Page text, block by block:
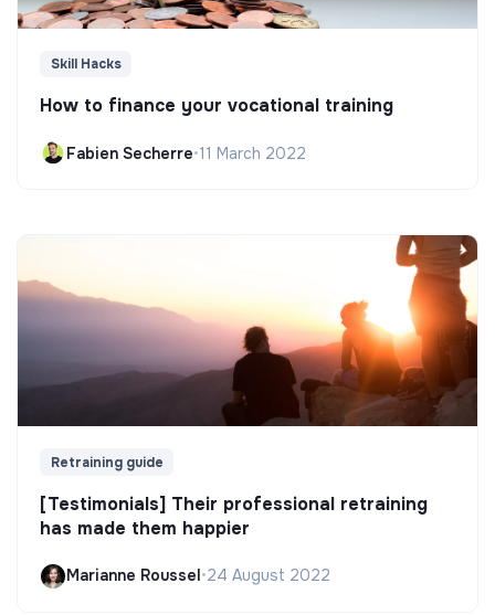
Skill Hacks
How to finance your vocational training
Fabien Secherre•11 March 2022
Retraining guide
[Testimonials] Their professional retraining
has made them happier
Marianne Roussel•24 August 2022